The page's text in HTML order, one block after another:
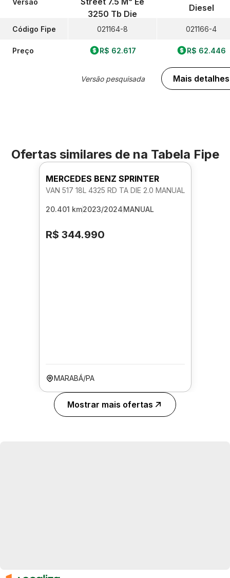
Código Fipe
Preço
3250 Tb Die
021164-8
R$ 62.617
Versão pesquisada
Diesel
021166-4
R$ 62.446
Mais detalhes
Ofertas similares de na Tabela Fipe
MERCEDES BENZ SPRINTER
VAN 517 18L 4325 RD TA DIE 2.0 MANUAL
20.401 km2023/2024MANUAL
R$ 344.990
MARABÁ/PA
Mostrar mais ofertas